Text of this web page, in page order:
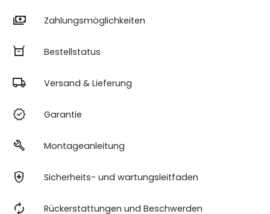
payments Zahlungsmöglichkeiten
orders Bestellstatus
local_shipping Versand & Lieferung
verified Garantie
build Montageanleitung
health_and_safety Sicherheits- und wartungsleitfaden
autorenew Rückerstattungen und Beschwerden